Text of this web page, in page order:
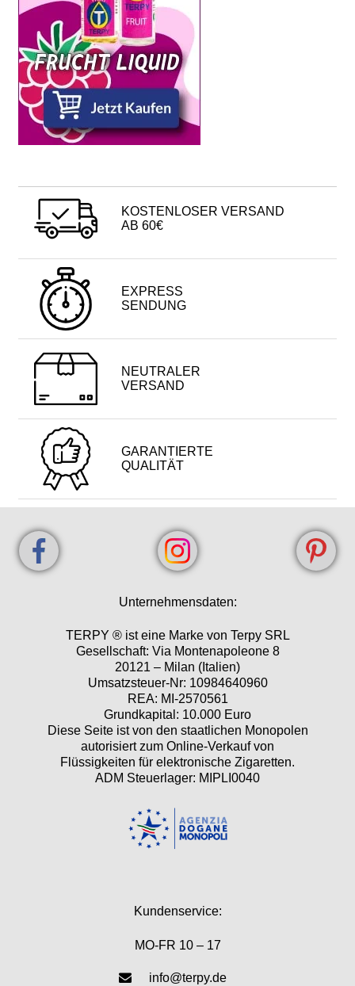
KOSTENLOSER VERSAND
AB 60€
EXPRESS
SENDUNG
NEUTRALER
VERSAND
GARANTIERTE
QUALITÄT
Unternehmensdaten:
TERPY ® ist eine Marke von Terpy SRL
Gesellschaft: Via Montenapoleone 8
20121 – Milan (Italien)
Umsatzsteuer-Nr: 10984640960
REA: MI-2570561
Grundkapital: 10.000 Euro
Diese Seite ist von den staatlichen Monopolen
autorisiert zum Online-Verkauf von
Flüssigkeiten für elektronische Zigaretten.
ADM Steuerlager: MIPLI0040
Kundenservice:
MO-FR 10 – 17
info@terpy.de